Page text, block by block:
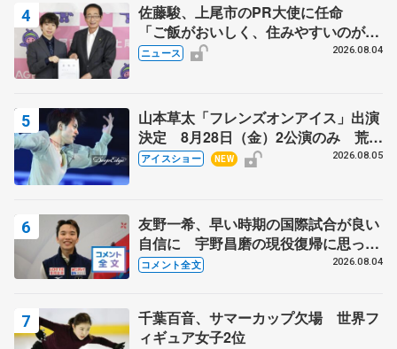
佐藤駿、上尾市のPR大使に任命
「ご飯がおいしく、住みやすいのが魅
力」
ニュース 2026.08.04
山本草太「フレンズオンアイス」出演
決定 8月28日（金）2公演のみ 荒川
静香さんプロデュース、20周年のアイ
アイスショー NEW 2026.08.05
友野一希、早い時期の国際試合が良い
自信に 宇野昌磨の現役復帰に思って
いること 【アジアンオープントロフ
コメント全文 2026.08.04
千葉百音、サマーカップ欠場 世界フ
ィギュア女子2位